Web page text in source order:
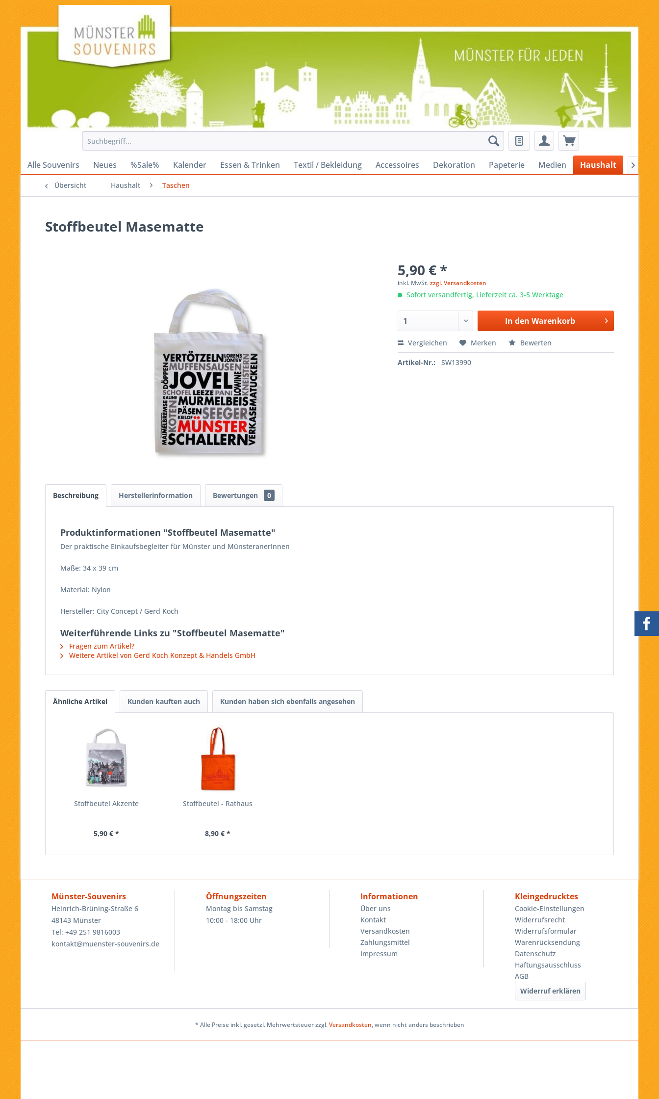
Alle Souvenirs Neues %Sale% Kalender Essen & Trinken Textil / Bekleidung Accessoires Dekoration Papeterie Medien Haushalt Alles

Übersicht Haushalt Taschen
Stoffbeutel Masematte
5,90 € *
inkl. MwSt.zzgl. Versandkosten
Sofort versandfertig, Lieferzeit ca. 3-5 Werktage
In den Warenkorb
Vergleichen Merken Bewerten
Artikel-Nr.: SW13990
Beschreibung Herstellerinformation Bewertungen 0
Produktinformationen "Stoffbeutel Masematte"
Der praktische Einkaufsbegleiter für Münster und MünsteranerInnen
Maße: 34 x 39 cm
Material: Nylon
Hersteller: City Concept / Gerd Koch
Weiterführende Links zu "Stoffbeutel Masematte"
Fragen zum Artikel?
Weitere Artikel von Gerd Koch Konzept & Handels GmbH
Ähnliche Artikel Kunden kauften auch Kunden haben sich ebenfalls angesehen
Stoffbeutel Akzente
5,90 € *
Stoffbeutel - Rathaus
8,90 € *
Münster-Souvenirs
Heinrich-Brüning-Straße 6
48143 Münster
Tel: +49 251 9816003
kontakt@muenster-souvenirs.de
Öffnungszeiten
Montag bis Samstag
10:00 - 18:00 Uhr
Informationen
Über uns
Kontakt
Versandkosten
Zahlungsmittel
Impressum
Kleingedrucktes
Cookie-Einstellungen
Widerrufsrecht
Widerrufsformular
Warenrücksendung
Datenschutz
Haftungsausschluss
AGB
Widerruf erklären
* Alle Preise inkl. gesetzl. Mehrwertsteuer zzgl.Versandkosten, wenn nicht anders beschrieben